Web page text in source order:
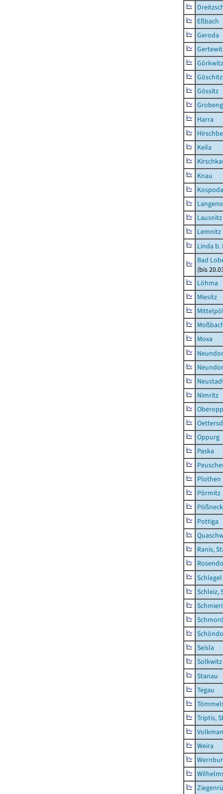
Eßbach
Geroda
Görkwitz
Göschitz
Gössitz
Harra
Keila
Knau
Kospoda
Lemnitz
Linda b.
Bad
(bis
Löhma
Miesitz
Moxa
Nimritz
Oppurg
Paska
Plothen
Pörmitz
Pottiga
Ranis,
Schlegel
Schleiz,
Seisla
Solkwitz
Stanau
Tegau
Triptis,
Weira